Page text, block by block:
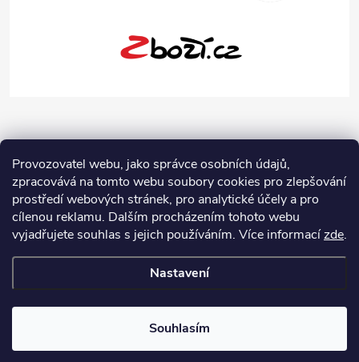
Provozovatel webu, jako správce osobních údajů,
zpracovává na tomto webu soubory cookies pro zlepšování
prostředí webových stránek, pro analytické účely a pro
cílenou reklamu. Dalším procházením tohoto webu
vyjadřujete souhlas s jejich používáním. Více informacízde.
Nastavení
Souhlasím
nastavení cookies